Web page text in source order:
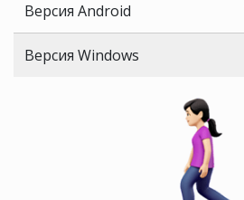
Версия Android
Версия Windows